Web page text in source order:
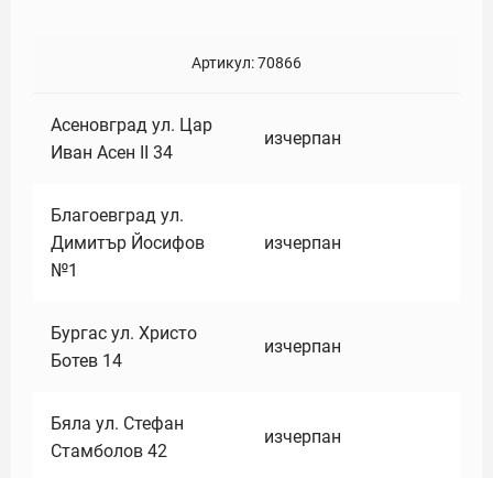
Артикул:70866
Асеновград ул. Цар
Иван Асен II 34
изчерпан
Благоевград ул.
Димитър Йосифов
№1
изчерпан
Бургас ул. Христо
Ботев 14
изчерпан
Бяла ул. Стефан
Стамболов 42
изчерпан